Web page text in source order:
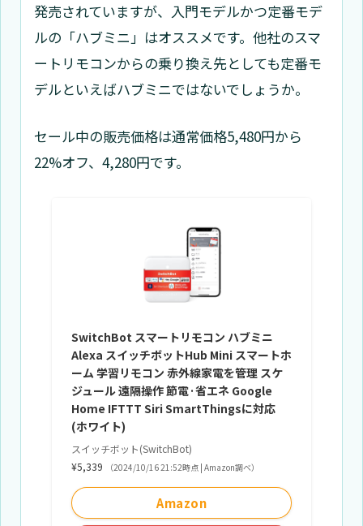
発売されていますが、入門モデルかつ定番モデ
ルの「ハブミニ」はオススメです。他社のスマ
ートリモコンからの乗り換え先としても定番モ
デルといえばハブミニではないでしょうか。
セール中の販売価格は通常価格5,480円から
22%オフ、4,280円です。
SwitchBot スマートリモコン ハブミニ
Alexa スイッチボットHub Mini スマートホ
ーム 学習リモコン 赤外線家電を管理 スケ
ジュール 遠隔操作 節電·省エネ Google
Home IFTTT Siri SmartThingsに対応
(ホワイト)
スイッチボット(SwitchBot)
¥5,339
（2024/10/16 21:52時点 | Amazon調べ）
Amazon